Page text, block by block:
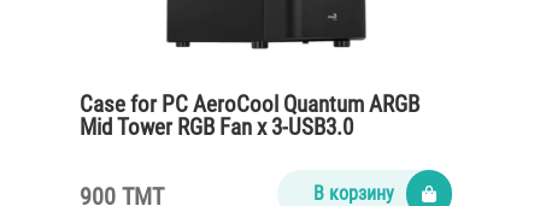
Case for PC AeroCool Quantum ARGB
Mid Tower RGB Fan x 3-USB3.0
900 TMT В корзину